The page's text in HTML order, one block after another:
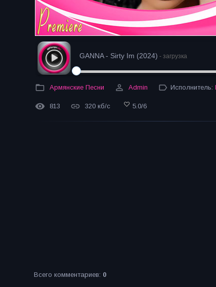
GANNA - Sirty Im (2024) - загрузка
Армянские Песни Admin Исполнитель:
813 320 кб/с 5.0/6
Всего комментариев: 0